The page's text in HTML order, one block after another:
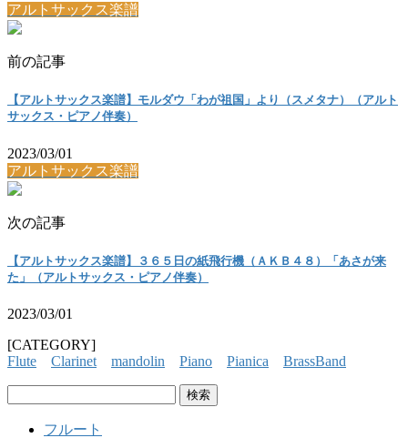
アルトサックス楽譜
前の記事
【アルトサックス楽譜】モルダウ「わが祖国」より（スメタナ）（アルト
サックス・ピアノ伴奏）
2023/03/01
アルトサックス楽譜
次の記事
【アルトサックス楽譜】３６５日の紙飛行機（ＡＫＢ４８）「あさが来
た」（アルトサックス・ピアノ伴奏）
2023/03/01
[CATEGORY]
Flute
Clarinet mandolin Piano Pianica
BrassBand
フルート